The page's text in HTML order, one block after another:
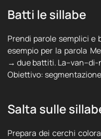
Batti le sillabe
Prendi parole semplici e
esempio per la parola
→ due battiti.
Obiettivo:
Salta sulle
Prepara dei cerchi